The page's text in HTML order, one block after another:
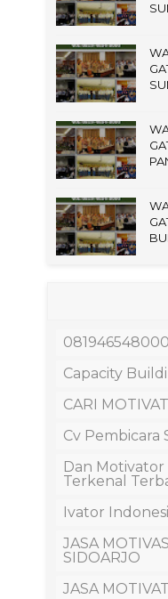
081946548000
Capacity
CARI
Cv Pembicara
Dan Motivator
Terkenal
Ivator
JASA
SIDOARJO
JASA